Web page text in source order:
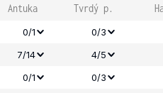
Antuka Tvrdý p.
0/1
0/3
7/14
4/5
0/1
0/3